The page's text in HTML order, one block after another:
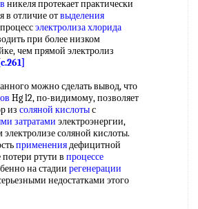
никеля протекает практически
в отличие отвыделения
электролиза хлорида
при более низком
чем прямой электролиз
[c.261]
можно сделать вывод, что
Hg l2, по-видимому, позволяет
из соляной кислотыс
затратами электроэнергии,
соляной кислоты.
применениядефицитной
ртути в процессе
на стадии регенерации
недостатками этого